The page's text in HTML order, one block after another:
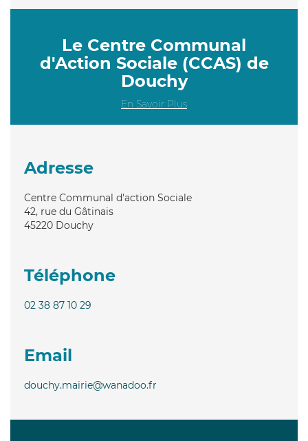
Le Centre Communal
d'Action Sociale (CCAS) de
Douchy
En Savoir Plus
Adresse
Centre Communal d'action Sociale
42, rue du Gâtinais
45220 Douchy
Téléphone
02 38 87 10 29
Email
douchy.mairie@wanadoo.fr